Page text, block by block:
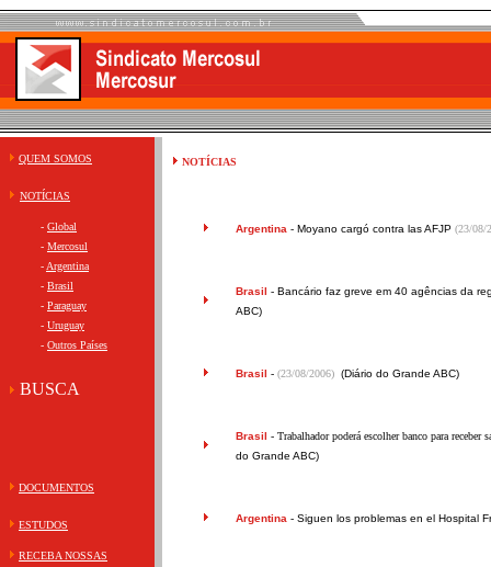
QUEM SOMOS
NOTÍCIAS
- Global
- Mercosul
- Argentina
- Brasil
- Paraguay
- Uruguay
- Outros Países
BUSCA
DOCUMENTOS
ESTUDOS
RECEBA NOSSAS
NOTÍCIAS
Argentina - Moyano cargó contra las AFJP (23/08/
Brasil - Bancário faz greve em 40 agências da
ABC)
Brasil - (23/08/2006) (Diário do Grande ABC)
Brasil - Trabalhador poderá escolher banco para receber
do Grande ABC)
Argentina - Siguen los problemas en el Hospital